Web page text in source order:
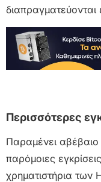
διαπραγματεύονται
Περισσότερες
Παραμένει αβέβαιο
παρόμοιες
χρηματιστήρια